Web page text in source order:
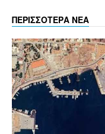
ΠΕΡΙΣΣΟΤΕΡΑ ΝΕΑ